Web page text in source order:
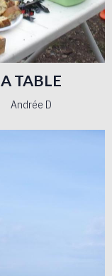
A TABLE
Andrée D